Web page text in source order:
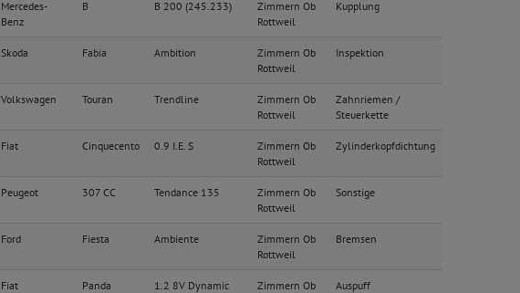
Mercedes-
Benz
B B 200 (245.233)
Zimmern Ob
Rottweil
Kupplung
Skoda Fabia Ambition
Zimmern Ob
Rottweil
Inspektion
Volkswagen Touran Trendline
Zimmern Ob
Rottweil
Zahnriemen /
Steuerkette
Fiat Cinquecento 0.9 I.E. S
Zimmern Ob
Rottweil
Zylinderkopfdichtung
Peugeot 307 CC Tendance 135
Zimmern Ob
Rottweil
Sonstige
Ford Fiesta Ambiente
Zimmern Ob
Rottweil
Bremsen
Fiat Panda 1.2 8V Dynamic
Zimmern Ob
Auspuff